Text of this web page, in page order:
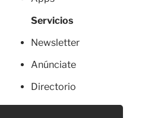
Servicios
Newsletter
Anúnciate
Directorio
Suscripciones